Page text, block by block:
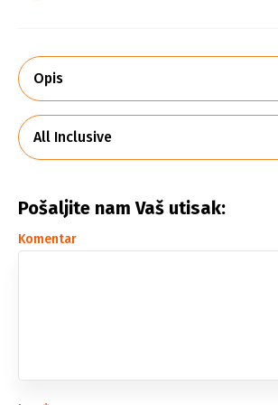
Opis
All Inclusive
Pošaljite nam Vaš utisak:
Komentar